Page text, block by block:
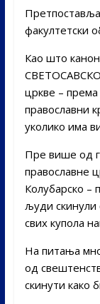
факултетски
Као што
СВЕТОСАВСКО
цркве –
православни
уколико има
Пре више од
православне
Колубарско –
људи скинули
свих купола
На питања
од
скинути како